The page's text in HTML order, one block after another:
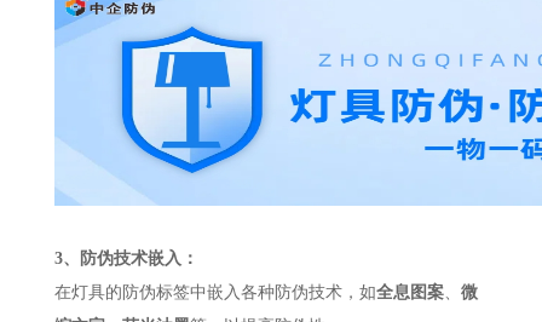
3、防伪技术嵌入：
在灯具的防伪标签中嵌入各种防伪技术，如全息图案、 微